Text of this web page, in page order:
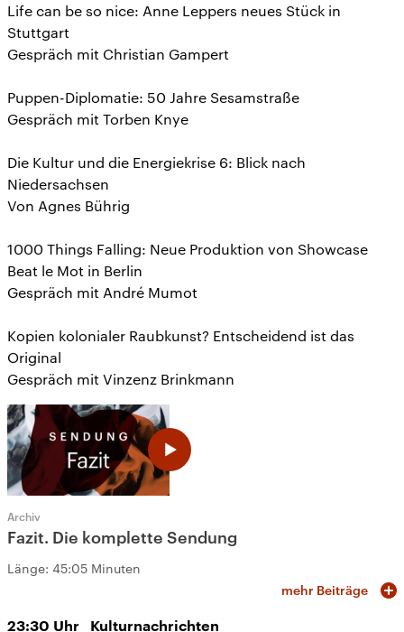
Life can be so nice: Anne Leppers neues Stück in
Stuttgart
Gespräch mit Christian Gampert
Puppen-Diplomatie: 50 Jahre Sesamstraße
Gespräch mit Torben Knye
Die Kultur und die Energiekrise 6: Blick nach
Niedersachsen
Von Agnes Bührig
1000 Things Falling: Neue Produktion von Showcase
Beat le Mot in Berlin
Gespräch mit André Mumot
Kopien kolonialer Raubkunst? Entscheidend ist das
Original
Gespräch mit Vinzenz Brinkmann
Archiv
Fazit. Die komplette Sendung
Länge: 45:05 Minuten
mehr Beiträge
23:30 Uhr Kulturnachrichten